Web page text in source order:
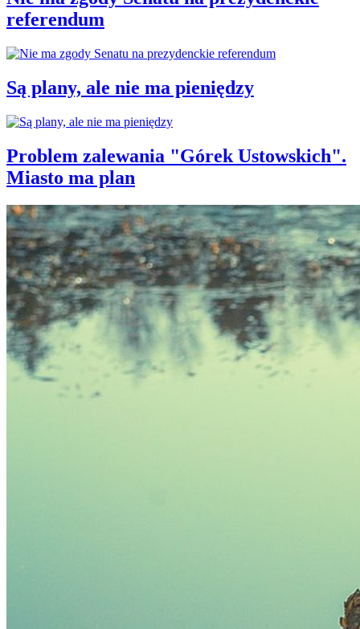
referendum
Są plany, ale nie ma pieniędzy
Problem zalewania "Górek Ustowskich".
Miasto ma plan